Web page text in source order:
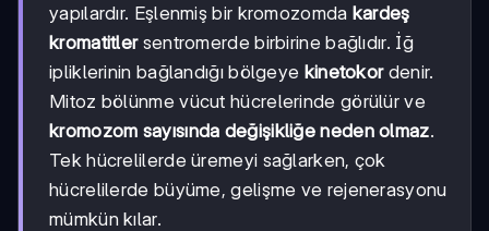
yapılardır. Eşlenmiş bir kromozomda kardeş
kromatitlersentromerde birbirine bağlıdır. İğ
ipliklerinin bağlandığı bölgeye kinetokordenir.
Mitoz bölünme vücut hücrelerinde görülür ve
kromozom sayısında değişikliğe neden olmaz.
Tek hücrelilerde üremeyi sağlarken, çok
hücrelilerde büyüme, gelişme ve rejenerasyonu
mümkün kılar.